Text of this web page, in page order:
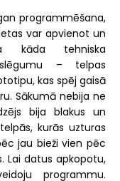
programmēšana,
var apvienot un
kāda tehniska
– telpas
kas spēj gaisā
Sākumā nebija ne
bija blakus un
kurās uzturas
jau bieži vien pēc
Lai datus apkopotu,
programmu.